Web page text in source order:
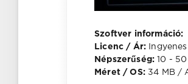
Szoftver információ:
Licenc / Ár: Ingyenes
Népszerűség: 10 -
Méret / OS:34 MB /